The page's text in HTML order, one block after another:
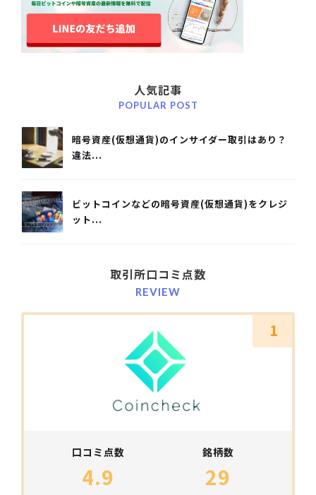
人気記事
POPULAR POST
暗号資産(仮想通貨)のインサイダー取引はあり？
違法...
ビットコインなどの暗号資産(仮想通貨)をクレジ
ット...
取引所口コミ点数
REVIEW
1
口コミ点数
4.9
銘柄数
29